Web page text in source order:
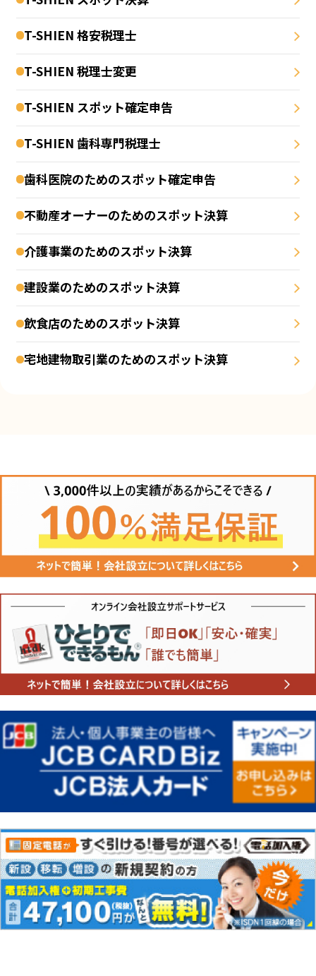
T-SHIEN 格安税理士
T-SHIEN 税理士変更
T-SHIEN スポット確定申告
T-SHIEN 歯科専門税理士
歯科医院のためのスポット確定申告
不動産オーナーのためのスポット決算
介護事業のためのスポット決算
建設業のためのスポット決算
飲食店のためのスポット決算
宅地建物取引業のためのスポット決算